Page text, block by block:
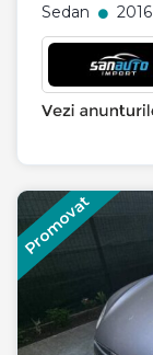
Sedan 2016
Promovat